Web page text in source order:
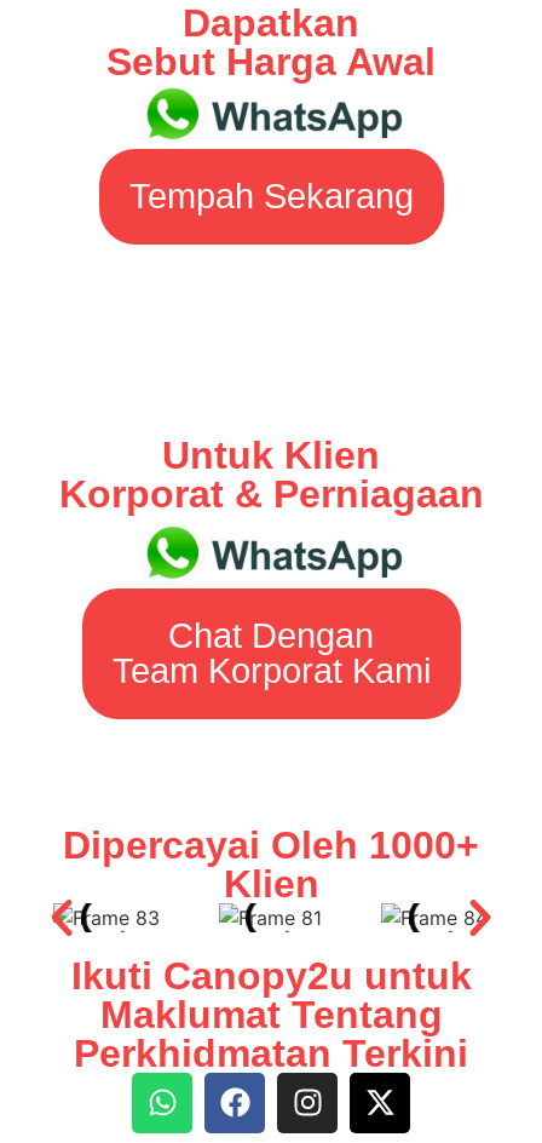
Dapatkan
Sebut Harga Awal
Tempah Sekarang
Untuk Klien
Korporat & Perniagaan
Chat Dengan
Team Korporat Kami
Dipercayai Oleh 1000+
Klien
Ikuti Canopy2u untuk
Maklumat Tentang
Perkhidmatan Terkini